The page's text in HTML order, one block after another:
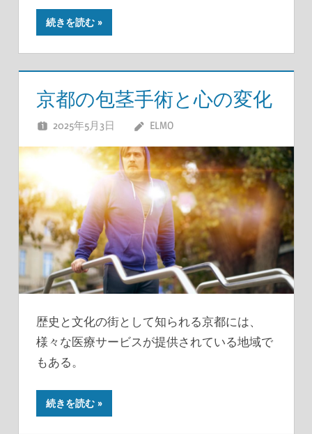
続きを読む
京都の包茎手術と心の変化
2025年5月3日 ELMO
歴史と文化の街として知られる京都には、
様々な医療サービスが提供されている地域で
もある。
続きを読む